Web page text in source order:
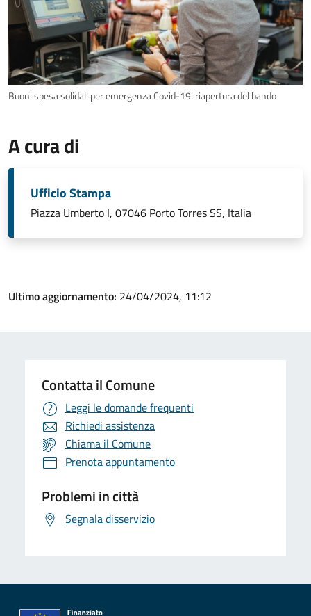
Buoni spesa solidali per emergenza Covid-19: riapertura del bando
A cura di
Ufficio Stampa
Piazza Umberto I, 07046 Porto Torres SS, Italia
Ultimo aggiornamento: 24/04/2024, 11:12
Contatta il Comune
Leggi le domande frequenti
Richiedi assistenza
Chiama il Comune
Prenota appuntamento
Problemi in città
Segnala disservizio